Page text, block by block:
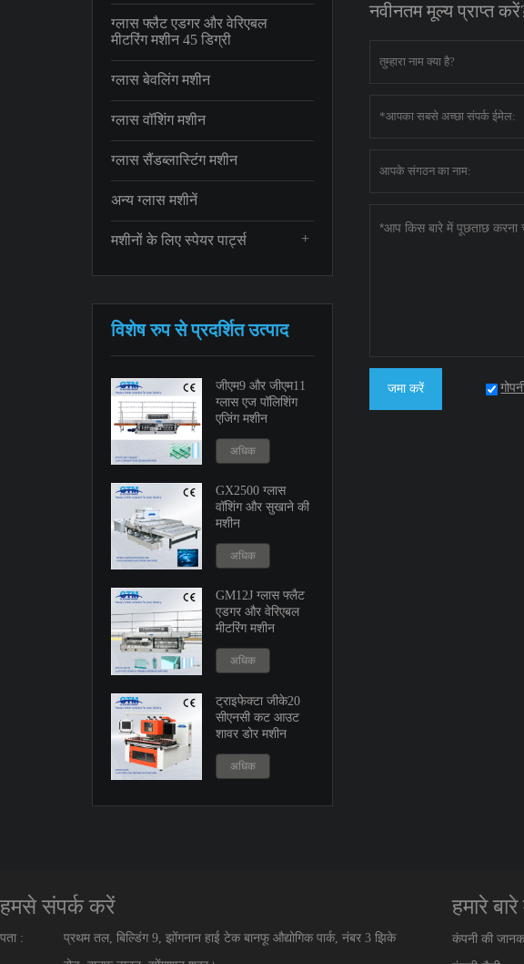
ग्लास फ्लैट एडगर और वेरिएबल
मीटरिंग मशीन 45 डिग्री
ग्लास बेवलिंग मशीन
ग्लास वॉशिंग मशीन
ग्लास सैंडब्लास्टिंग मशीन
अन्य ग्लास मशीनें
+
मशीनों के लिए स्पेयर पार्ट्स
विशेष रुप से प्रदर्शित उत्पाद
जीएम9 और जीएम11
ग्लास एज पॉलिशिंग
एजिंग मशीन
अधिक
GX2500 ग्लास
वॉशिंग और सुखाने की
मशीन
अधिक
GM12J ग्लास फ्लैट
एडगर और वेरिएबल
मीटरिंग मशीन
अधिक
ट्राइफेक्टा जीके20
सीएनसी कट आउट
शावर डोर मशीन
अधिक
नवीनतम मूल्य प्राप्त
जमा करें
हमसे संपर्क करें
पता :
प्रथम तल, बिल्डिंग 9, झोंगनान हाई टेक बानफू औद्योगिक पार्क, नंबर 3 झिके
हमारे
कंपनी की